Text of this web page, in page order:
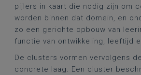
pijlers in kaart die nodig zijn om
worden binnen dat domein, en
zo een gerichte opbouw van
functie van ontwikkeling, leeftijd
De clusters vormen vervolgens
concrete laag. Een cluster